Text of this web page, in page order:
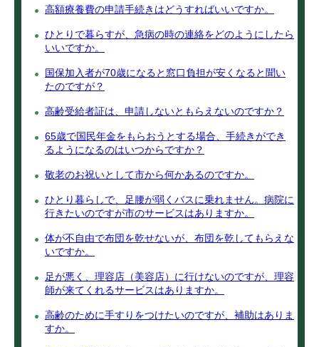
高額療養費の申請手続きはどうすればいいですか。
ひとりで暮らすが、急病の時の連絡をどのようにしたら
いいですか。
国保加入者が70歳になると窓口負担が安くなると聞い
たのですが？
高齢受給者証は、申請しないともらえないのですか？
65歳で国民年金をもらおうとする場合、手続きができ
るようになるのはいつからですか？
敬老のお祝いとして市から何かあるのですか。
ひとり暮らしで、足腰が弱くバスに乗れません。病院に
行きたいのですが市のサービスはありますか。
体が不自由で布団を乾せないが、布団を乾してもらえな
いですか。
足が悪く、理容店（美容店）に行けないのですが、理容
師が来てくれるサービスはありますか。
高齢のために手すりをつけたいのですが、補助はありま
すか。